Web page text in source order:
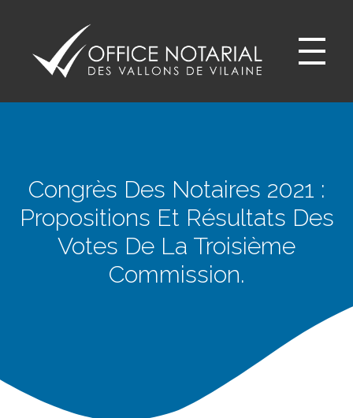
Congrès Des Notaires 2021 :
Propositions Et Résultats Des
Votes De La Troisième
Commission.